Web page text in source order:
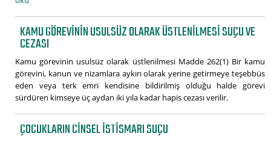
KAMU GÖREVININ USULSÜZ OLARAK ÜSTLENILMESI SUÇU VE
CEZASI
Kamu görevinin usulsüz olarak üstlenilmesi Madde 262(1) Bir kamu
görevini, kanun ve nizamlara aykırı olarak yerine getirmeye teşebbüs
eden veya terk emri kendisine bildirilmiş olduğu halde görevi
sürdüren kimseye üç aydan iki yıla kadar hapis cezası verilir.
ÇOCUKLARIN CINSEL İSTISMARI SUÇU